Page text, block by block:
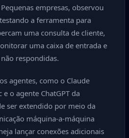
empresas, observou
a ferramenta para
uma consulta de cliente,
uma caixa de entrada e
respondidas.
agentes, como o Claude
o agente ChatGPT da
ser extendido por meio da
máquina-a-máquina
lançar conexões adicionais